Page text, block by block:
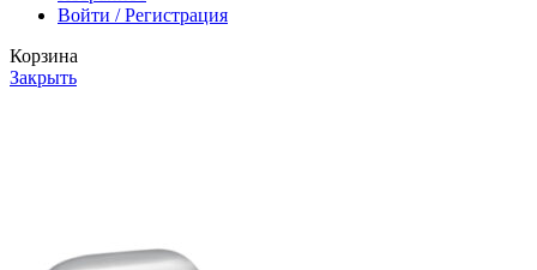
Войти / Регистрация
Корзина
Закрыть